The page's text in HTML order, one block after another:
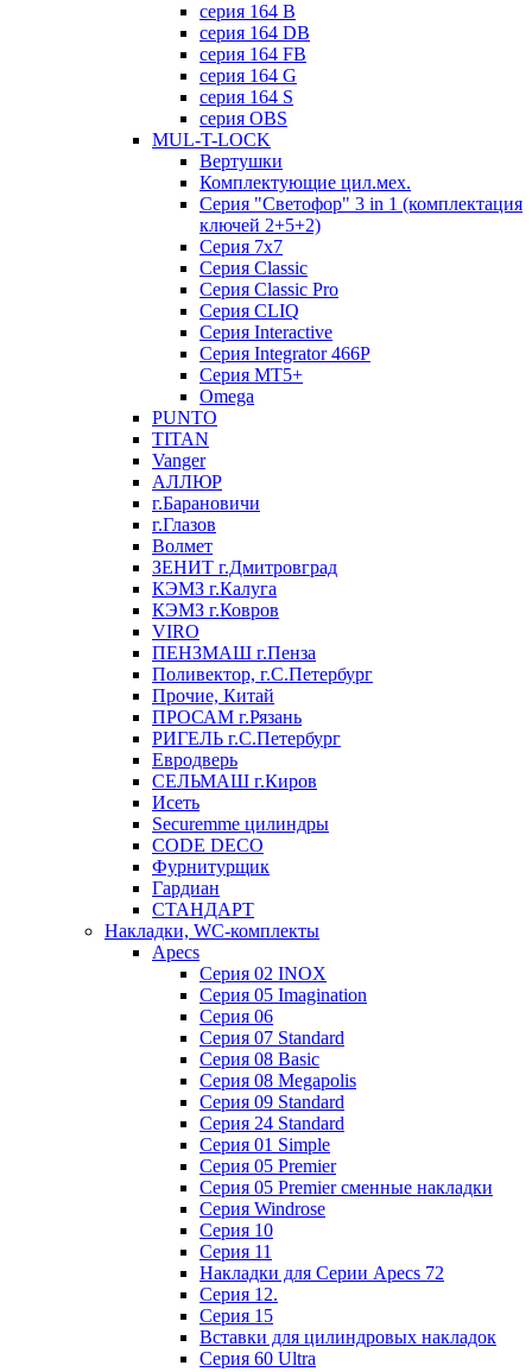
серия 164 B
серия 164 DB
серия 164 FB
серия 164 G
серия 164 S
серия OBS
MUL-T-LOCK
Вертушки
Комплектующие цил.мех.
Серия "Светофор" 3 in 1 (комплектация
ключей 2+5+2)
Серия 7х7
Серия Classic
Серия Classic Pro
Серия CLIQ
Серия Interactive
Серия Integrator 466P
Серия MT5+
Omega
PUNTO
TITAN
Vanger
АЛЛЮР
г.Барановичи
г.Глазов
Волмет
ЗЕНИТ г.Дмитровград
КЭМЗ г.Калуга
КЭМЗ г.Ковров
VIRO
ПЕНЗМАШ г.Пенза
Поливектор, г.С.Петербург
Прочие, Китай
ПРОСАМ г.Рязань
РИГЕЛЬ г.С.Петербург
Евродверь
СЕЛЬМАШ г.Киров
Исеть
Securemme цилиндры
CODE DECO
Фурнитурщик
Гардиан
СТАНДАРТ
Накладки, WC-комплекты
Apecs
Cерия 02 INOX
Cерия 05 Imagination
Cерия 06
Cерия 07 Standard
Cерия 08 Basic
Cерия 08 Megapolis
Cерия 09 Standard
Cерия 24 Standard
Серия 01 Simple
Серия 05 Premier
Серия 05 Premier сменные накладки
Cерия Windrose
Серия 10
Серия 11
Накладки для Серии Apecs 72
Серия 12.
Серия 15
Вставки для цилиндровых накладок
Серия 60 Ultra